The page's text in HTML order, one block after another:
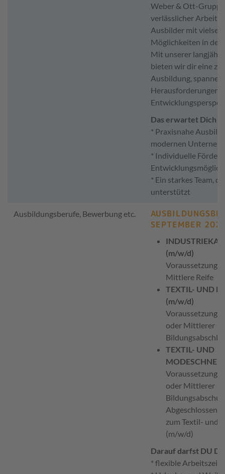
Weber & Ott-
verlässlicher
Ausbilder mit
Möglichkeiten in der
Mit unserer
bieten wir dir eine
Ausbildung,
Herausforderungen
Das erwartet Dich
* Praxisnahe
modernen
* Individuelle
* Ein starkes Team,
unterstützt
Ausbildungsberufe, Bewerbung etc.
SEPTEMBER
(m/w/d)
Voraussetzung:
Mittlere Reife
TEXTIL- UND
(m/w/d)
Voraussetzung:
oder Mittlerer
TEXTIL- UND
Voraussetzung:
oder Mittlerer
Bildungsabschuß
Abgeschlossene
zum Textil- und
(m/w/d)
Darauf darfst DU
* flexible